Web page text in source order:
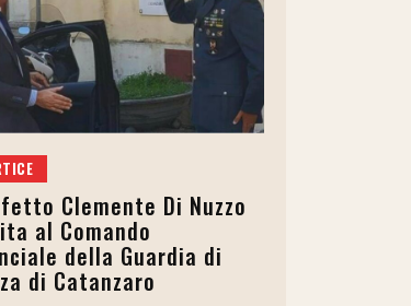
Clemente Di Nuzzo
al Comando
della Guardia di
di Catanzaro